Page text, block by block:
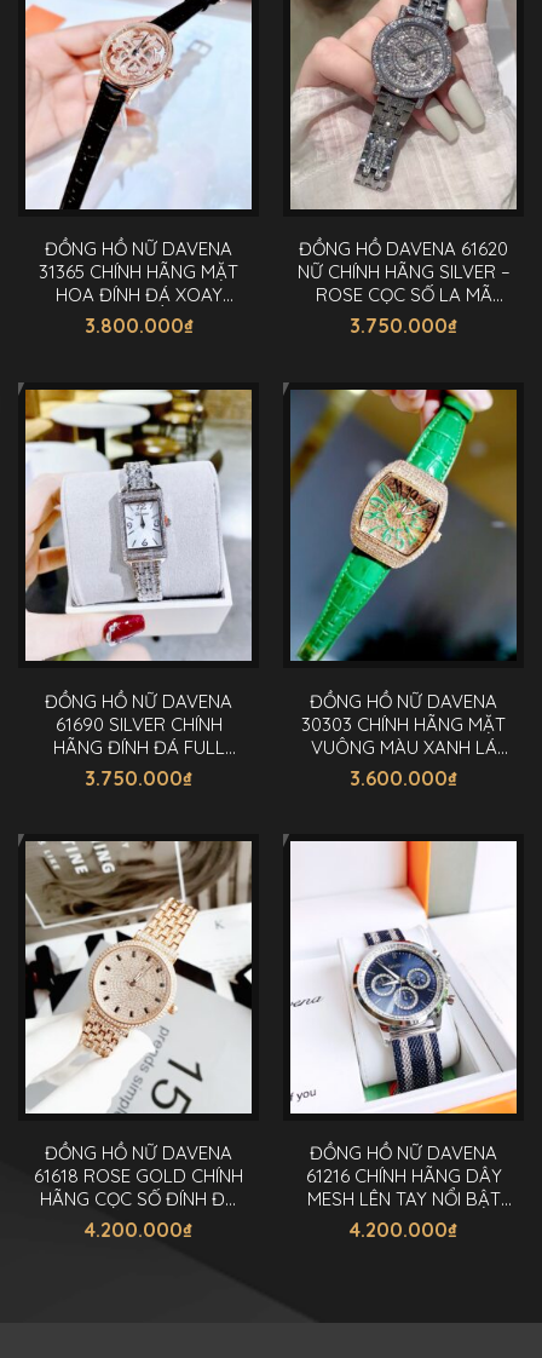
ĐỒNG HỒ NỮ DAVENA
31365 CHÍNH HÃNG MẶT
HOA ĐÍNH ĐÁ XOAY
TRÒN ĐẸP MẮT 39MM
3.800.000₫
ĐỒNG HỒ DAVENA 61620
NỮ CHÍNH HÃNG SILVER –
ROSE CỌC SỐ LA MÃ
ĐÍNH ĐÁ 29MM
3.750.000₫
ĐỒNG HỒ NỮ DAVENA
61690 SILVER CHÍNH
HÃNG ĐÍNH ĐÁ FULL
SWAROVSKI 19X29MM
3.750.000₫
ĐỒNG HỒ NỮ DAVENA
30303 CHÍNH HÃNG MẶT
VUÔNG MÀU XANH LÁ
38MM
3.600.000₫
ĐỒNG HỒ NỮ DAVENA
61618 ROSE GOLD CHÍNH
HÃNG CỌC SỐ ĐÍNH ĐÁ
ĐEN NỔI BẬT 38MM
4.200.000₫
ĐỒNG HỒ NỮ DAVENA
61216 CHÍNH HÃNG DÂY
MESH LÊN TAY NỔI BẬT
38MM
4.200.000₫